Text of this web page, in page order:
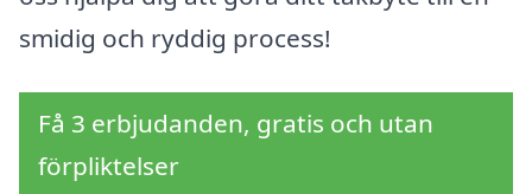
smidig och ryddig process!
Få 3 erbjudanden, gratis och utan
förpliktelser